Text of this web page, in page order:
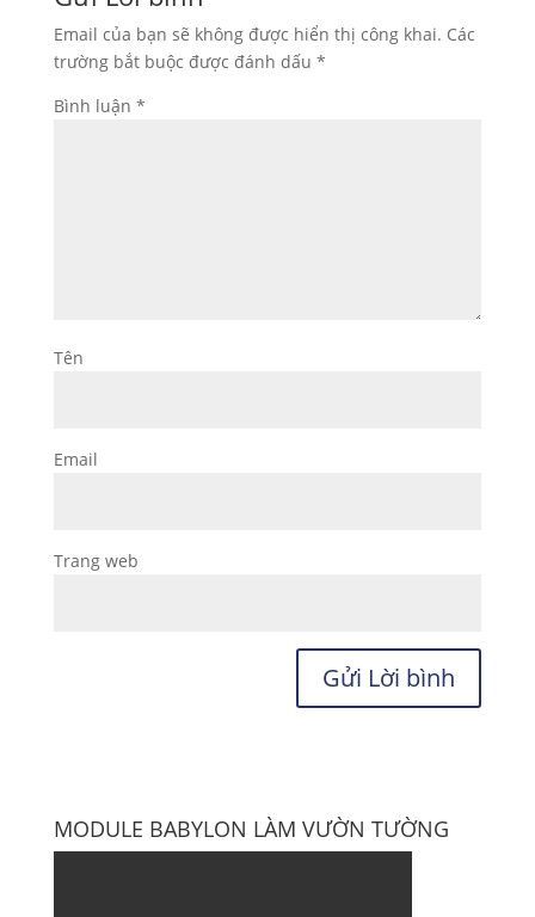
Email của bạn sẽ không được hiển thị công khai. Các
trường bắt buộc được đánh dấu *
Bình luận *
Tên
Email
Trang web
MODULE BABYLON LÀM VƯỜN TƯỜNG